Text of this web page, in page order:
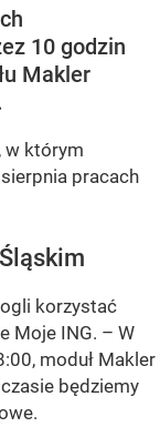
10 godzin
Makler
w którym
pracach
korzystać
Moje ING. – W
moduł Makler
będziemy